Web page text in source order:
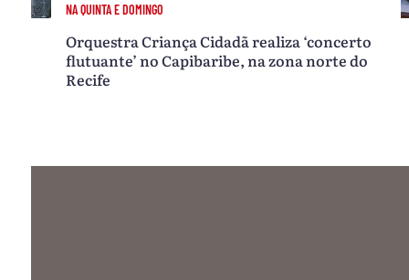
NA QUINTA E DOMINGO
Orquestra Criança Cidadã realiza ‘concerto
flutuante’ no Capibaribe, na zona norte do
Recife